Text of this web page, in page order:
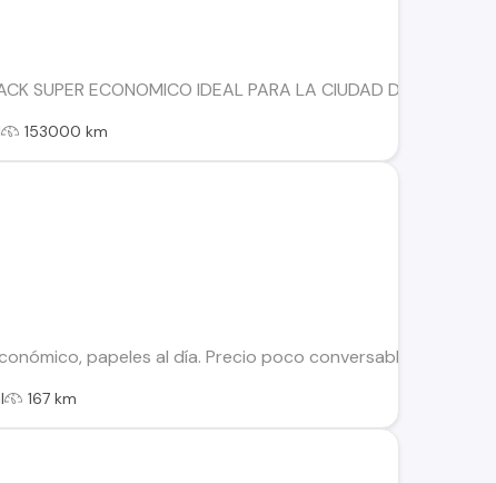
SUPER ECONOMICO IDEAL PARA LA CIUDAD DE FACIL
153000 km
papeles al día. Precio poco conversable
167 km